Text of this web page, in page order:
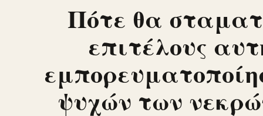
Πότε θα
επιτέλους
ψυχών των